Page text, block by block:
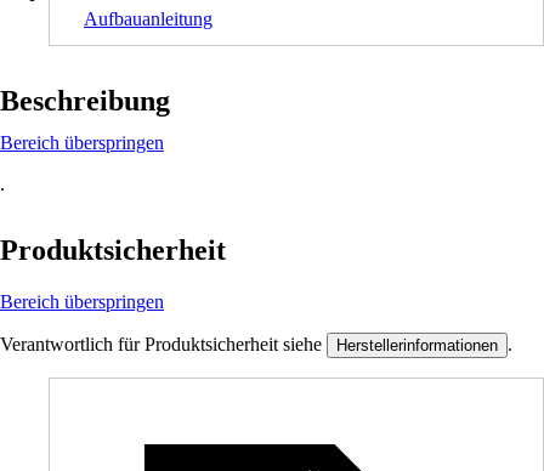
Aufbauanleitung
Beschreibung
Bereich überspringen
.
Produktsicherheit
Bereich überspringen
Verantwortlich für Produktsicherheit siehe Herstellerinformationen .